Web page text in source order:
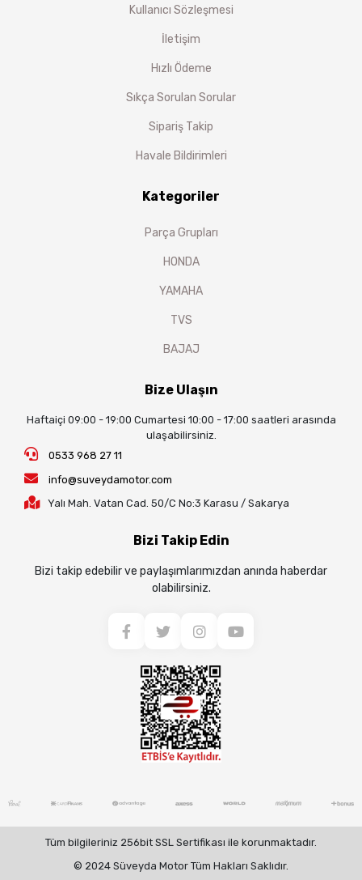
Kullanıcı Sözleşmesi
İletişim
Hızlı Ödeme
Sıkça Sorulan Sorular
Sipariş Takip
Havale Bildirimleri
Kategoriler
Parça Grupları
HONDA
YAMAHA
TVS
BAJAJ
Bize Ulaşın
Haftaiçi 09:00 - 19:00 Cumartesi 10:00 - 17:00 saatleri arasında
ulaşabilirsiniz.
0533 968 27 11
info@suveydamotor.com
Yalı Mah. Vatan Cad. 50/C No:3 Karasu / Sakarya
Bizi Takip Edin
Bizi takip edebilir ve paylaşımlarımızdan anında haberdar
olabilirsiniz.
Tüm bilgileriniz 256bit SSL Sertifikası ile korunmaktadır.
© 2024 Süveyda Motor Tüm Hakları Saklıdır.